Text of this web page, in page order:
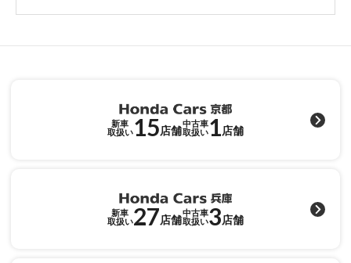
新車
取扱い15店舗
中古車
取扱い1店舗
新車
取扱い27店舗
中古車
取扱い3店舗